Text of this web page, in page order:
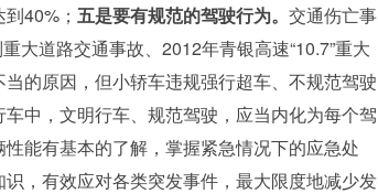
40%； 五是要有规范的驾驶行为。 交通伤亡事
大道路交通事故、2012年青银高速“10.7”重大
的原因，但小轿车违规强行超车、不规范驾驶
中，文明行车、规范驾驶，应当内化为每个驾
能有基本的了解，掌握紧急情况下的应急处
，有效应对各类突发事件，最大限度地减少发